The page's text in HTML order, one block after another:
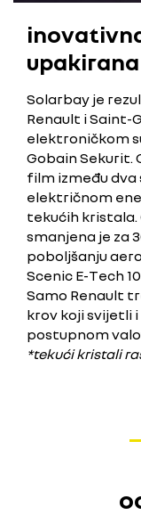
upakirana
Solarbay je
Renault i Saint-
elektroničkom
Gobain Sekurit.
film između dva
električnom
tekućih kristala.
smanjena je za
poboljšanju
Scenic E-Tech
Samo Renault
krov koji svijetli
postupnom
*tekući kristali